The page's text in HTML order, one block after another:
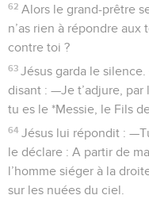
62 Alors le grand-prêtre
n’as rien à répondre
contre toi ?
63 Jésus garda le
disant : —Je t’adjure,
tu es le *Messie, le Fils
64 Jésus lui répondit :
le déclare : A partir de
l’homme siéger à la
sur les nuées du ciel.